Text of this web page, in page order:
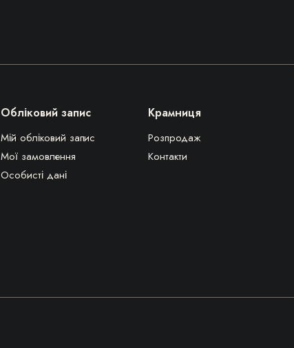
Обліковий запис
Мій обліковий запис
Мої замовлення
Особисті дані
Крамниця
Розпродаж
Контакти